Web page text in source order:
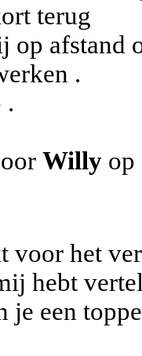
terug
op afstand
.
.
Willy op
voor het
hebt
je een